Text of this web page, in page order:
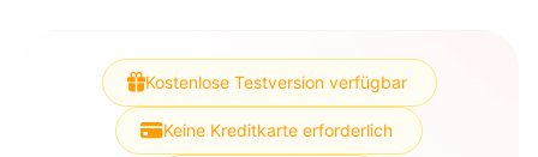
Kostenlose Testversion verfügbar
Keine Kreditkarte erforderlich